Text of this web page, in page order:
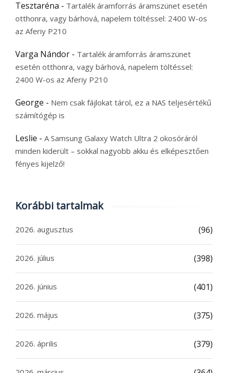
Tesztaréna - Tartalék áramforrás áramszünet esetén
otthonra, vagy bárhová, napelem töltéssel: 2400 W-os
az Aferiy P210
Varga Nándor - Tartalék áramforrás áramszünet
esetén otthonra, vagy bárhová, napelem töltéssel:
2400 W-os az Aferiy P210
George - Nem csak fájlokat tárol, ez a NAS teljesértékű
számítógép is
Leslie - A Samsung Galaxy Watch Ultra 2 okosóráról
minden kiderült – sokkal nagyobb akku és elképesztően
fényes kijelző!
Korábbi tartalmak
2026. augusztus (96)
2026. július (398)
2026. június (401)
2026. május (375)
2026. április (379)